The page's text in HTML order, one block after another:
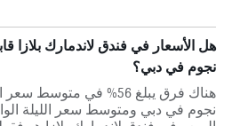
نجوم في دبي؟
نجوم في دبي ومتوسط ​​سعر الليلة